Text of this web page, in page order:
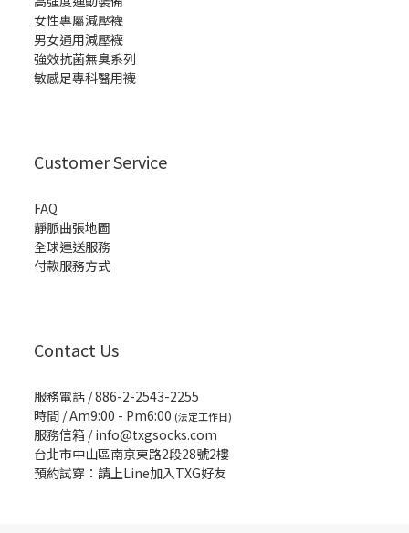
女性專屬減壓襪
男女通用減壓襪
強效抗菌無臭系列
敏感足專科醫用襪
Customer Service
FAQ
靜脈曲張地圖
全球運送服務
付款服務方式
Contact Us
服務電話 / 886-2-2543-2255
時間 / Am9:00 - Pm6:00 (法定工作日)
服務信箱 /info@txgsocks.com
台北市中山區南京東路2段28號2樓
預約試穿：請上Line加入TXG好友